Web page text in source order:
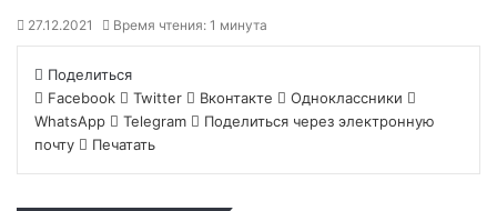
27.12.2021 Время чтения: 1 минута
Поделиться
Facebook
Twitter Вконтакте
Одноклассники
WhatsApp
Telegram
Поделиться через электронную
почту
Печатать